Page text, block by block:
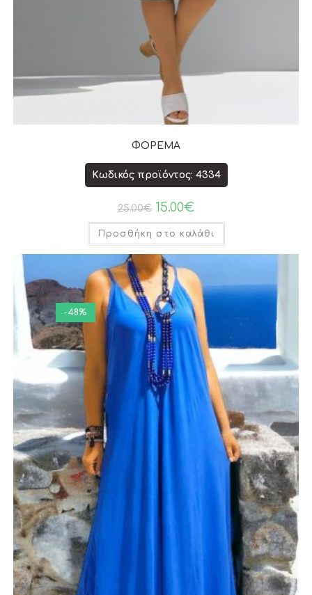
ΦΟΡΕΜΑ
Κωδικός προϊόντος: 4334
25.00€ 15.00€
Προσθήκη στο καλάθι
-48%